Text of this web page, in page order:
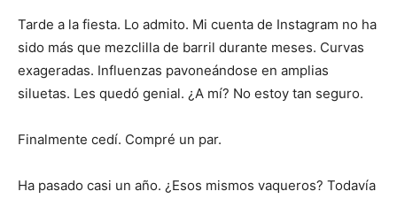
Tarde a la fiesta. Lo admito. Mi cuenta de Instagram no ha
sido más que mezclilla de barril durante meses. Curvas
exageradas. Influenzas pavoneándose en amplias
siluetas. Les quedó genial. ¿A mí? No estoy tan seguro.
Finalmente cedí. Compré un par.
Ha pasado casi un año. ¿Esos mismos vaqueros? Todavía